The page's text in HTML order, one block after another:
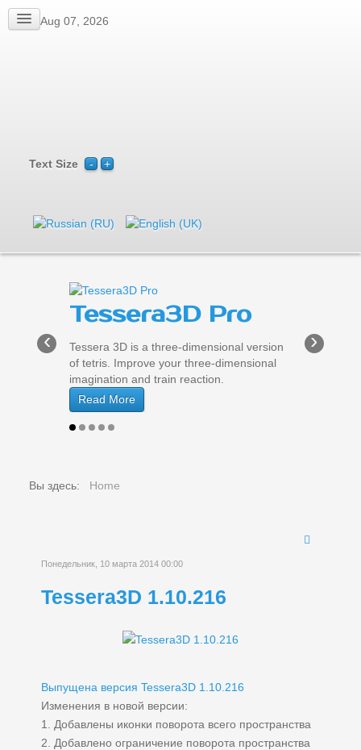
Fri, Aug 07, 2026
Text Size
Tessera3D Pro
Tessera 3D is a three-dimensional version
of tetris. Improve your three-dimensional
imagination and train reaction.
Read More
Tessera3D Free
Tessera 3D is a three-dimensional version
of tetris. Improve your three-dimensional
imagination and train reaction.
Read More
›
‹
Вы здесь: Home
Понедельник, 10 марта 2014 00:00
Tessera3D 1.10.216
Выпущена версия Tessera3D 1.10.216
Изменения в новой версии:
1. Добавлены иконки поворота всего пространства
2. Добавлено ограничение поворота пространства